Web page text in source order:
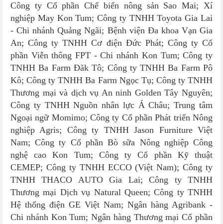
Công ty Cổ phần Chế biến nông sản Sao Mai; Xí
nghiệp May Kon Tum; Công ty TNHH Toyota Gia Lai
- Chi nhánh Quảng Ngãi; Bệnh viện Đa khoa Vạn Gia
An; Công ty TNHH Cơ điện Đức Phát; Công ty Cổ
phần Viễn thông FPT - Chi nhánh Kon Tum; Công ty
TNHH Ba Farm Đăk Tô; Công ty TNHH Ba Farm Pô
Kô; Công ty TNHH Ba Farm Ngọc Tụ; Công ty TNHH
Thương mại và dịch vụ An ninh Golden Tây Nguyên;
Công ty TNHH Nguồn nhân lực Á Châu; Trung tâm
Ngoại ngữ Momimo; Công ty Cổ phần Phát triển Nông
nghiệp Agris; Công ty TNHH Jason Furniture Việt
Nam; Công ty Cổ phần Bò sữa Nông nghiệp Công
nghệ cao Kon Tum; Công ty Cổ phần Kỹ thuật
CEMEP; Công ty TNHH ECCO (Việt Nam); Công ty
TNHH THACO AUTO Gia Lai; Công ty TNHH
Thương mại Dịch vụ Natural Queen; Công ty TNHH
Hệ thống điện GE Việt Nam; Ngân hàng Agribank -
Chi nhánh Kon Tum; Ngân hàng Thương mại Cổ phần